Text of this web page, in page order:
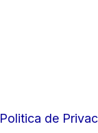
Politica de